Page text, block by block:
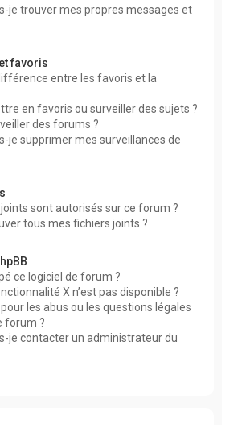
je trouver mes propres messages et
favoris
entre les favoris et la
en favoris ou surveiller des sujets ?
des forums ?
je supprimer mes surveillances de
sont autorisés sur ce forum ?
tous mes fichiers joints ?
ce logiciel de forum ?
X n’est pas disponible ?
les abus ou les questions légales
forum ?
je contacter un administrateur du